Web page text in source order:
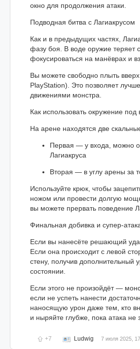
окно для продолжения атаки.
Подводная битва с Лагиакрусом
Как и в предыдущих частях,
фазу боя. В воде оружие теряет
фокусироваться на манёврах и
Вы можете свободно плыть
PlayStation). Это позволяет
движениями монстра.
Как использовать окружение под
На арене находятся две
Первая — у входа, можно
Лагиакруса
Вторая — в углу арены за
Используйте крюк, чтобы
ножом или провести долгую
вы можете прервать поведение
Финальная добивка и супер-
Если вы нанесёте решающий
Если она происходит с левой
стену, получив дополнительный
состоянии.
Если этого не произойдёт —
если не успеть нанести
наносящую урон даже тем, кто
и ныряйте глубже, пока атака не
+7 Ludwig 7 июля 2025,